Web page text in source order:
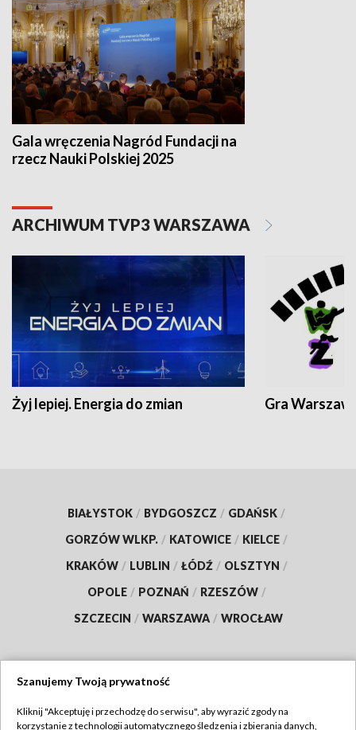
Gala wręczenia Nagród Fundacji na
rzecz Nauki Polskiej 2025
ARCHIWUM TVP3 WARSZAWA
Żyj lepiej. Energia do zmian Gra
BIAŁYSTOK / BYDGOSZCZ / GDAŃSK /
GORZÓW WLKP. / KATOWICE / KIELCE /
KRAKÓW / LUBLIN / ŁÓDŹ / OLSZTYN /
OPOLE / POZNAŃ / RZESZÓW /
SZCZECIN / WARSZAWA / WROCŁAW
Szanujemy Twoją prywatność
Kliknij "Akceptuję i przechodzę do serwisu", aby wyrazić zgody na
korzystanie z technologii automatycznego śledzenia i zbierania danych,